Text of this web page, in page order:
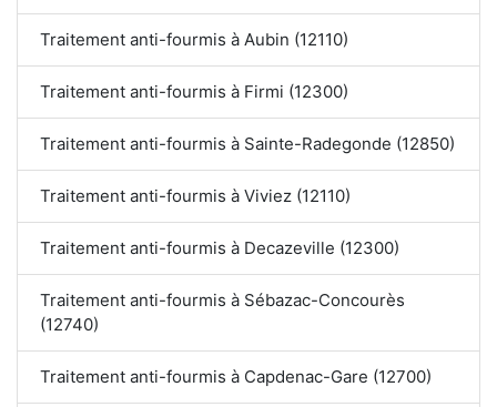
Traitement anti-fourmis à Aubin (12110)
Traitement anti-fourmis à Firmi (12300)
Traitement anti-fourmis à Sainte-Radegonde (12850)
Traitement anti-fourmis à Viviez (12110)
Traitement anti-fourmis à Decazeville (12300)
Traitement anti-fourmis à Sébazac-Concourès
(12740)
Traitement anti-fourmis à Capdenac-Gare (12700)